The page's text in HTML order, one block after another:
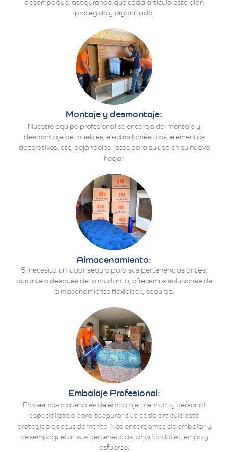
desempaque, asegurando que cada artículo esté bien
protegido y organizado.
Montaje y desmontaje:
Nuestro equipo profesional se encarga del montaje y
desmontaje de muebles, electrodomésticos, elementos
decorativos, etc, dejándolos listos para su uso en su nuevo
hogar.
Almacenamiento:
Si necesita un lugar seguro para sus pertenencias antes,
durante o después de la mudanza, ofrecemos soluciones de
almacenamiento flexibles y seguras.
Embalaje Profesional:
Proveemos materiales de embalaje premium y personal
especializado para asegurar que cada artículo esté
protegido adecuadamente. Nos encargamos de embalar y
desempaquetar sus pertenencias, ahorrándote tiempo y
esfuerzo.